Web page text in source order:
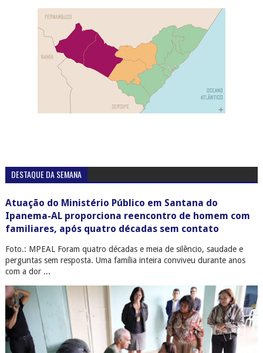
DESTAQUE DA SEMANA
Atuação do Ministério Público em Santana do
Ipanema-AL proporciona reencontro de homem com
familiares, após quatro décadas sem contato
Foto.: MPEAL Foram quatro décadas e meia de silêncio, saudade e
perguntas sem resposta. Uma família inteira conviveu durante anos